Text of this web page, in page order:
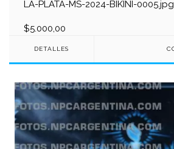
LA-PLATA-MS-2024-BIKINI-0005.jpg
$5.000,00
DETALLES